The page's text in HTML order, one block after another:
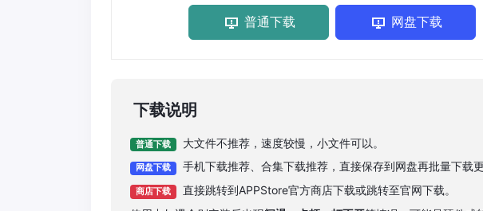
普通下载 网盘下载
下载说明
普通下载 大文件不推荐，速度较慢，小文件可以。
网盘下载 手机下载推荐、合集下载推荐，直接保存到网盘再批量下载更
商店下载
直接跳转到APPStore官方商店下载或跳转至官网下载。